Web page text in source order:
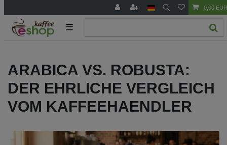
0,00 EUR
☰
ARABICA VS. ROBUSTA:
DER EHRLICHE VERGLEICH
VOM KAFFEEHAENDLER